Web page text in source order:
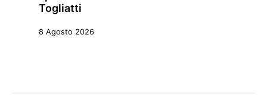
Togliatti
8 Agosto 2026